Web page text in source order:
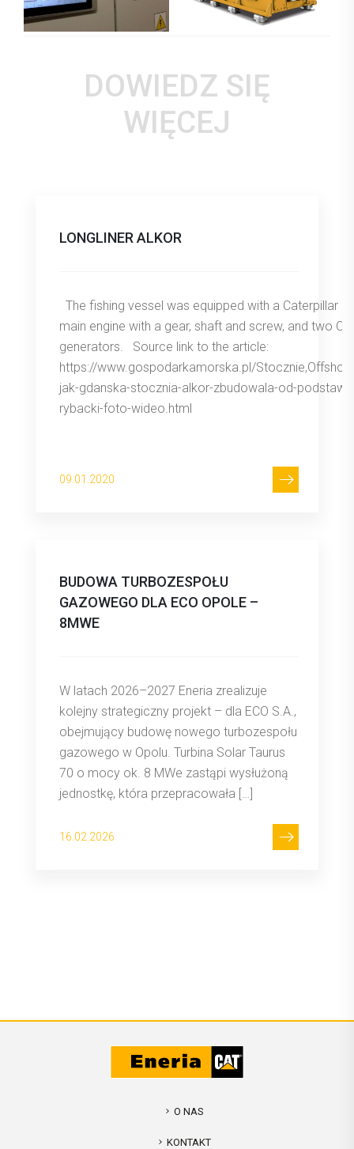
DOWIEDZ SIĘ
WIĘCEJ
LONGLINER ALKOR
The fishing vessel was equipped with a Caterpillar
main engine with a gear, shaft and screw, and two
generators. Source link to the article:
https://www.gospodarkamorska.pl/
jak-gdanska-stocznia-alkor-zbudowala-od-podstaw-
rybacki-foto-wideo.html
09.01.2020
BUDOWA TURBOZESPOŁU
GAZOWEGO DLA ECO OPOLE –
8MWE
W latach 2026–2027 Eneria zrealizuje
kolejny strategiczny projekt – dla ECO S.A.,
obejmujący budowę nowego turbozespołu
gazowego w Opolu. Turbina Solar Taurus
70 o mocy ok. 8 MWe zastąpi wysłużoną
jednostkę, która przepracowała […]
16.02.2026
O NAS
KONTAKT